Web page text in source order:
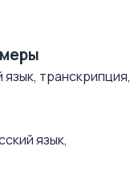
транскрипция,
язык,